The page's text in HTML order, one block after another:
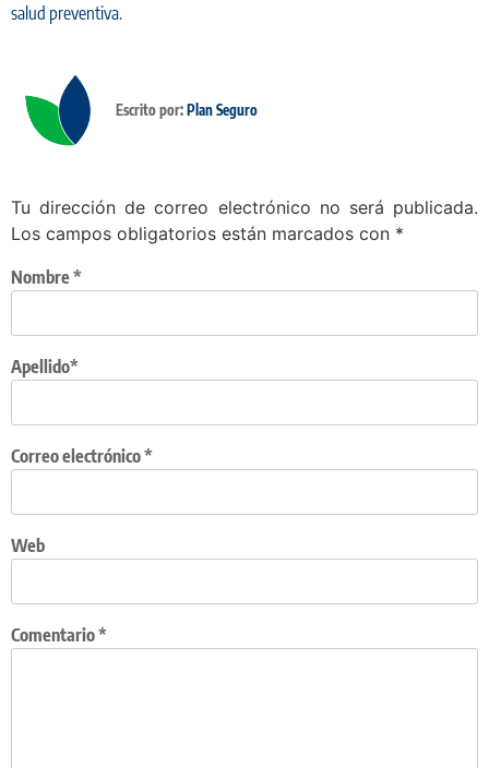
salud preventiva.
Escrito por: Plan Seguro
Tu dirección de correo electrónico no será publicada.
Los campos obligatorios están marcados con *
Apellido*
Nombre*
Correo electrónico*
Web
Comentario*